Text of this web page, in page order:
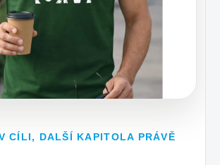
CÍLI, DALŠÍ KAPITOLA PRÁVĚ